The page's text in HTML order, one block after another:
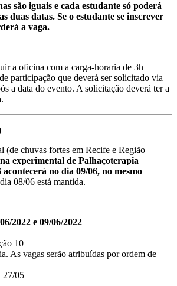
são iguais e cada estudante só poderá
duas datas. Se o estudante se inscrever
a vaga.
a oficina com a carga-horaria de 3h
participação que deverá ser solicitado via
a data do evento. A solicitação deverá ter a
(de chuvas fortes em Recife e Região
experimental de Palhaçoterapia
no dia 09/06, no mesmo
08/06 está mantida.
2022 e 09/06/2022
10
As vagas serão atribuídas por ordem de
27/05